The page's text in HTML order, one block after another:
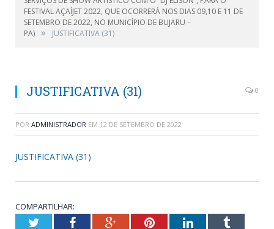
FESTIVAL AÇAÍJET 2022, QUE OCORRERÁ NOS DIAS 09,10 E 11 DE
SETEMBRO DE 2022, NO MUNICÍPIO DE BUJARU –
PA) » JUSTIFICATIVA (31)
JUSTIFICATIVA (31) 0
POR ADMINISTRADOR EM 12 DE SETEMBRO DE 2022
JUSTIFICATIVA (31)
COMPARTILHAR:
TwitterFacebookGoogle+PinterestLinkedInTumblr